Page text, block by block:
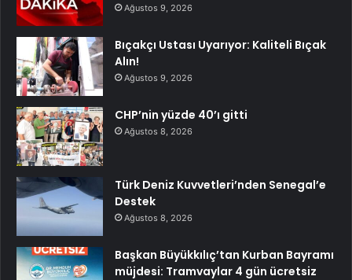
Ağustos 9, 2026
Bıçakçı Ustası Uyarıyor: Kaliteli Bıçak
Alın!
Ağustos 9, 2026
CHP’nin yüzde 40’ı gitti
Ağustos 8, 2026
Türk Deniz Kuvvetleri’nden Senegal’e
Destek
Ağustos 8, 2026
Başkan Büyükkılıç’tan Kurban Bayramı
müjdesi: Tramvaylar 4 gün ücretsiz